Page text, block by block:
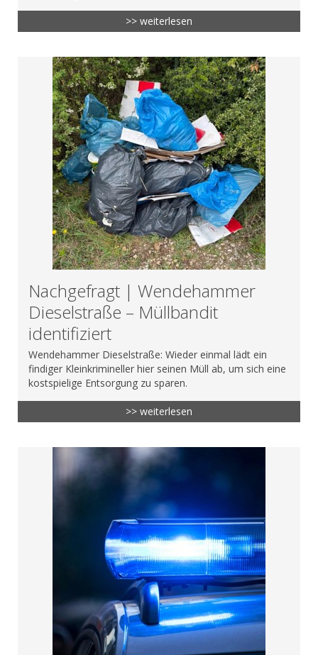
>> weiterlesen
Nachgefragt | Wendehammer
Dieselstraße – Müllbandit
identifiziert
Wendehammer Dieselstraße: Wieder einmal lädt ein
findiger Kleinkrimineller hier seinen Müll ab, um sich eine
kostspielige Entsorgung zu sparen.
>> weiterlesen